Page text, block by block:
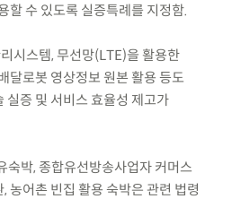
할 수 있도록 실증특례를 지정함.
시스템, 무선망(LTE)을 활용한
달로봇 영상정보 원본 활용 등도
실증 및 서비스 효율성 제고가
숙박, 종합유선방송사업자 커머스
농어촌 빈집 활용 숙박은 관련 법령